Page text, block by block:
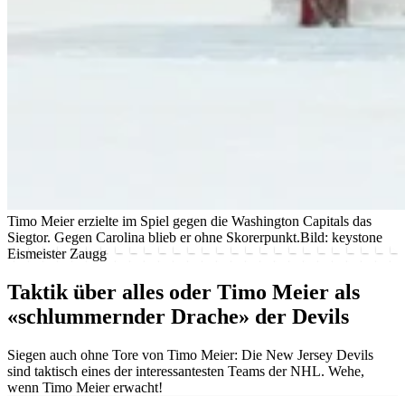
Timo Meier erzielte im Spiel gegen die Washington Capitals das
Siegtor. Gegen Carolina blieb er ohne Skorerpunkt.Bild: keystone
Eismeister Zaugg
Taktik über alles oder Timo Meier als
«schlummernder Drache» der Devils
Siegen auch ohne Tore von Timo Meier: Die New Jersey Devils
sind taktisch eines der interessantesten Teams der NHL. Wehe,
wenn Timo Meier erwacht!